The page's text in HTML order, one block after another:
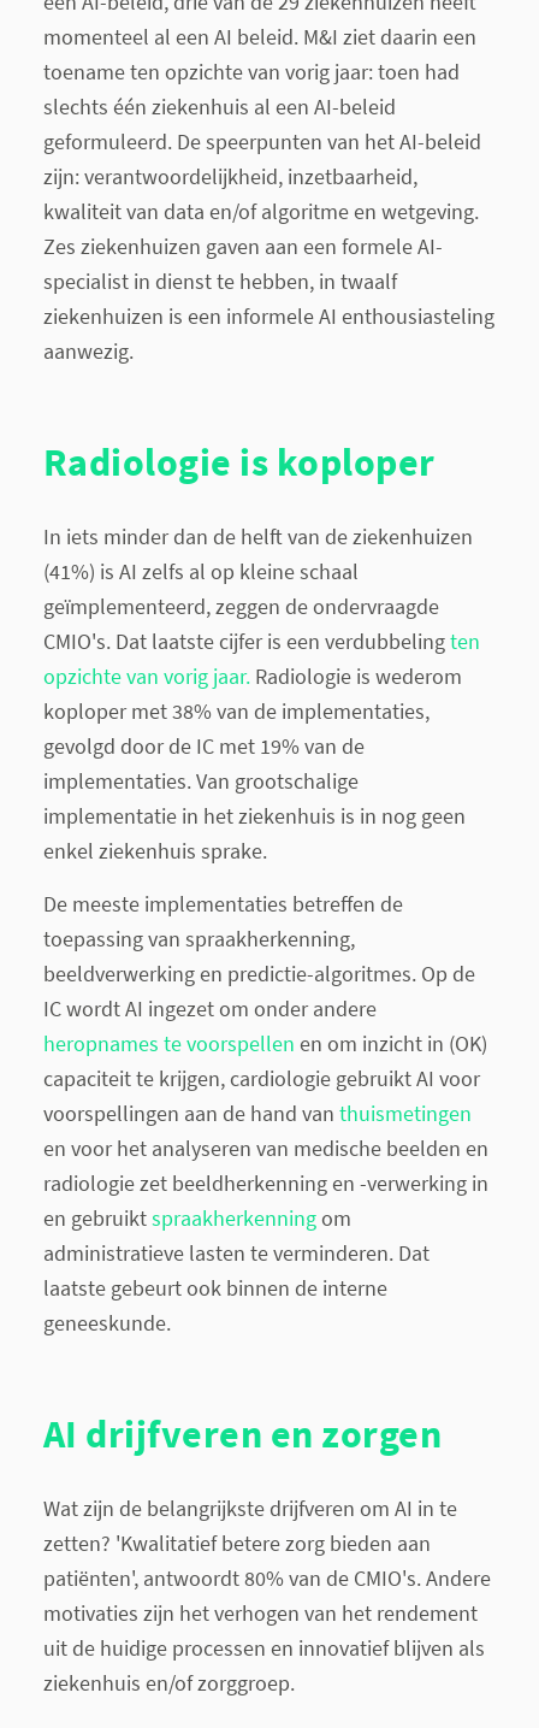
momenteel al een AI beleid. M&I ziet daarin een
toename ten opzichte van vorig jaar: toen had
slechts één ziekenhuis al een AI-beleid
geformuleerd. De speerpunten van het AI-beleid
zijn: verantwoordelijkheid, inzetbaarheid,
kwaliteit van data en/of algoritme en wetgeving.
Zes ziekenhuizen gaven aan een formele AI-
specialist in dienst te hebben, in twaalf
ziekenhuizen is een informele AI enthousiasteling
aanwezig.
Radiologie is koploper
In iets minder dan de helft van de ziekenhuizen
(41%) is AI zelfs al op kleine schaal
geïmplementeerd, zeggen de ondervraagde
CMIO's. Dat laatste cijfer is een verdubbelingten
opzichte van vorig jaar.Radiologie is wederom
koploper met 38% van de implementaties,
gevolgd door de IC met 19% van de
implementaties. Van grootschalige
implementatie in het ziekenhuis is in nog geen
enkel ziekenhuis sprake.
De meeste implementaties betreffen de
toepassing van spraakherkenning,
beeldverwerking en predictie-algoritmes. Op de
IC wordt AI ingezet om onder andere
heropnames te voorspellen en om inzicht in (OK)
capaciteit te krijgen, cardiologie gebruikt AI voor
voorspellingen aan de hand van thuismetingen
en voor het analyseren van medische beelden en
radiologie zet beeldherkenning en -verwerking in
en gebruiktspraakherkenningom
administratieve lasten te verminderen. Dat
laatste gebeurt ook binnen de interne
geneeskunde.
AI drijfveren en zorgen
Wat zijn de belangrijkste drijfveren om AI in te
zetten? 'Kwalitatief betere zorg bieden aan
patiënten', antwoordt 80% van de CMIO's. Andere
motivaties zijn het verhogen van het rendement
uit de huidige processen en innovatief blijven als
ziekenhuis en/of zorggroep.